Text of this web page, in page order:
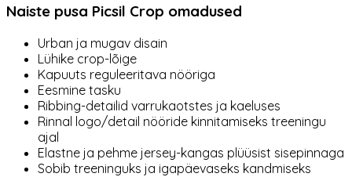
Naiste pusa Picsil Crop omadused
Urban ja mugav disain
Lühike crop-lõige
Kapuuts reguleeritava nööriga
Eesmine tasku
Ribbing-detailid varrukaotstes ja kaeluses
Rinnal logo/detail nööride kinnitamiseks treeningu
ajal
Elastne ja pehme jersey-kangas plüüsist sisepinnaga
Sobib treeninguks ja igapäevaseks kandmiseks